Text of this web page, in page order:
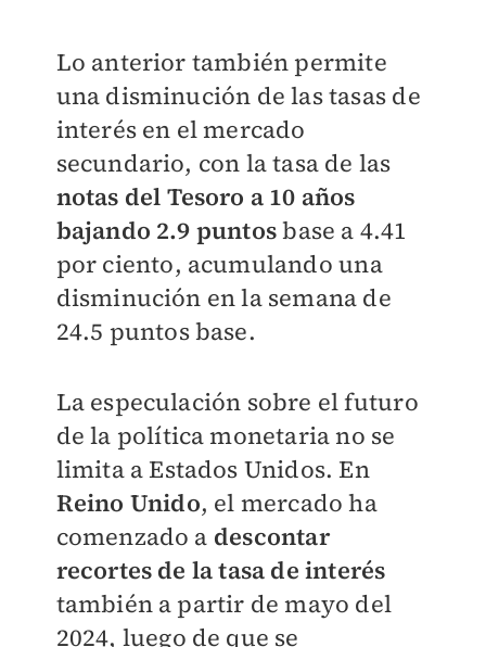
Lo anterior también permite
una disminución de las tasas de
interés en el mercado
secundario, con la tasa de las
notas del Tesoro a 10 años
bajando 2.9 puntosbase a 4.41
por ciento, acumulando una
disminución en la semana de
24.5 puntos base.
La especulación sobre el futuro
de la política monetaria no se
limita a Estados Unidos. En
Reino Unido, el mercado ha
comenzado a descontar
recortes de la tasa de interés
también a partir de mayo del
2024, luego de que se